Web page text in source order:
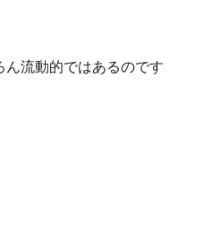
ん流動的ではあるのです